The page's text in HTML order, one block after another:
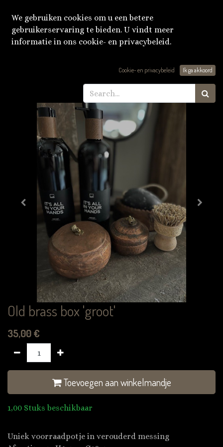
Old brass box 'groot'
35,00€
Toevoegen aan winkelmandje
1,00 Stuks beschikbaar
Uniek voorraadpotje in verouderd messing
We gebruiken cookies om u een betere
gebruikerservaring te bieden. U vindt meer
informatie in ons cookie- en privacybeleid.
Cookie- en privacybeleid Ik ga akkoord